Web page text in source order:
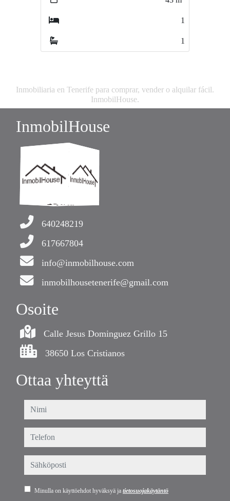
Inmobiliaria en Tenerife para comprar, vender o alquilar fácil.
InmobilHouse.
InmobilHouse
640248219
617667804
info@inmobilhouse.com
inmobilhousetenerife@gmail.com
Osoite
Calle Jesus Dominguez Grillo 15
38650 Los Cristianos
Ottaa yhteyttä
nimi
telefon
sähköposti
Minulla on käyttöehdot hyväksyä ja tietosuojakäytäntö